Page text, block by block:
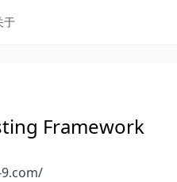
于
Framework